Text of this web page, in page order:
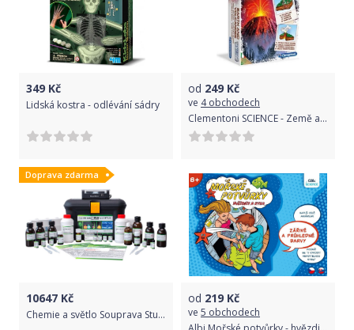
349 Kč
Lidská kostra - odlévání sádry
od 249 Kč
ve 4 obchodech
Clementoni SCIENCE - Země a vulkány
Doprava zdarma
10647 Kč
Chemie a světlo Souprava Student
od 219 Kč
ve 5 obchodech